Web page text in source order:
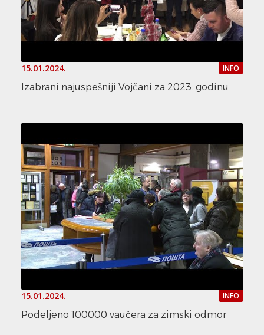
15.01.2024. INFO
Izabrani najuspešniji Vojčani za 2023. godinu
15.01.2024. INFO
Podeljeno 100000 vaučera za zimski odmor